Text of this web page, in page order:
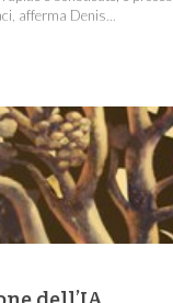
afferma Denis...